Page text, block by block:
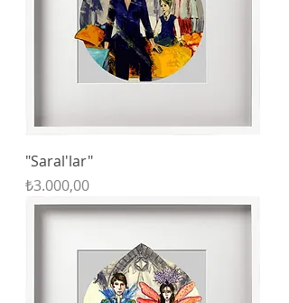
"Saral'lar"
Fiyat
₺3.000,00